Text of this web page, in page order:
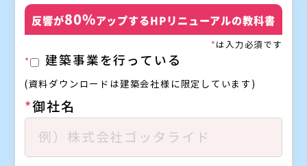
反響が80%アップするHPリニューアルの教科書
* は入力必須です
* 建築事業を行っている
(資料ダウンロードは建築会社様に限定しています)
*御社名